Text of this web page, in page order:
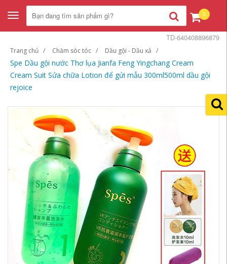
Toggle
navigation
0
Trang chủ Chăm sóc tóc Dầu gội - Dầu xả
Spe Dầu gội nước Thơ lụa Jianfa Feng Yingchang Cream
Cream Suit Sửa chữa Lotion để gửi mẫu 300ml500ml dầu gội
rejoice
TD-640408896879